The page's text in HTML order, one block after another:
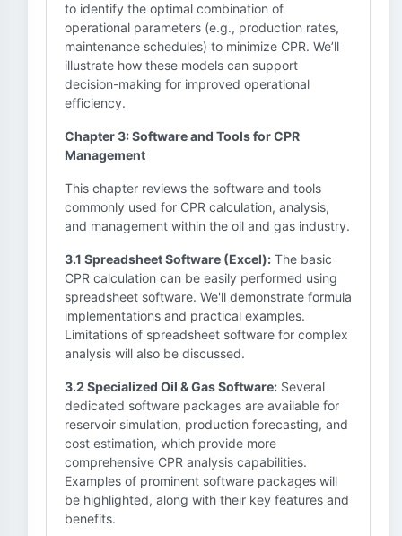
to identify the optimal combination of
operational parameters (e.g., production rates,
maintenance schedules) to minimize CPR. We’ll
illustrate how these models can support
decision-making for improved operational
efficiency.
Chapter 3: Software and Tools for CPR
Management
This chapter reviews the software and tools
commonly used for CPR calculation, analysis,
and management within the oil and gas industry.
3.1 Spreadsheet Software (Excel): The basic
CPR calculation can be easily performed using
spreadsheet software. We'll demonstrate formula
implementations and practical examples.
Limitations of spreadsheet software for complex
analysis will also be discussed.
3.2 Specialized Oil & Gas Software: Several
dedicated software packages are available for
reservoir simulation, production forecasting, and
cost estimation, which provide more
comprehensive CPR analysis capabilities.
Examples of prominent software packages will
be highlighted, along with their key features and
benefits.